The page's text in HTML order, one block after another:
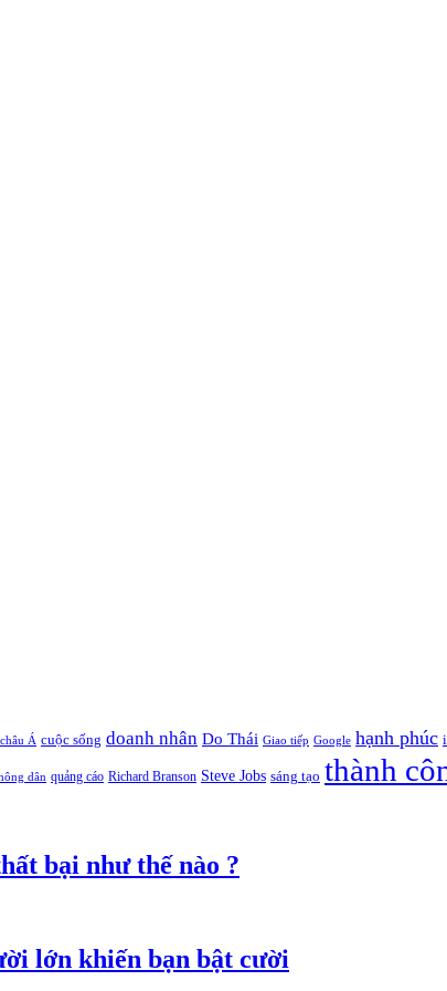
châu Á cuộc sống doanh nhân Do Thái Giao tiếp Google hạnh phúc
dân quảng cáo Richard Branson Steve Jobs sáng tạo thành
bại như thế nào ?
lớn khiến bạn bật cười